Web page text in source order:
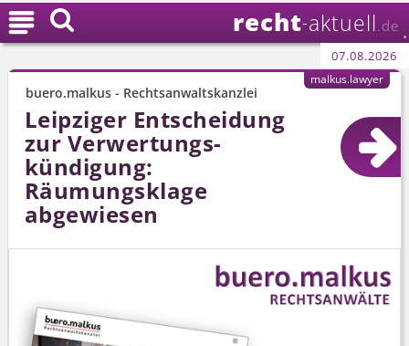
recht-aktuell .de
07.08.2026

buero.malkus - Rechtsanwaltskanzlei
Leipziger Entscheidung
zur Verwertungs­
kündigung:
Räumungsklage
abgewiesen
malkus.lawyer